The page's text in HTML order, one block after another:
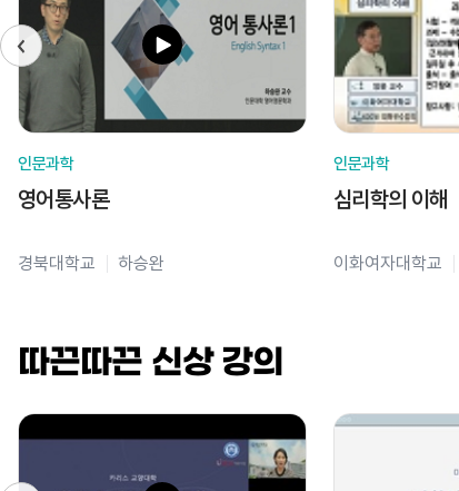
인문과학
영어통사론
경북대학교 하승완
인문과학
심리학의 이해
이화여자대학교
따끈따끈 신상 강의